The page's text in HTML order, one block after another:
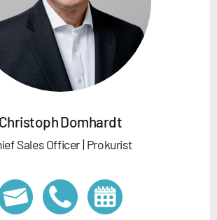
Christoph Domhardt
Sales Officer | Prokurist